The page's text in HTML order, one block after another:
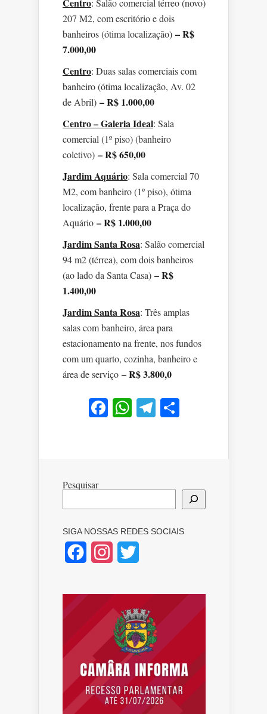
Centro: Salão comercial térreo (novo)
207 M2, com escritório e dois
banheiros (ótima localização) – R$
7.000,00
Centro: Duas salas comerciais com
banheiro (ótima localização, Av. 02
de Abril) – R$ 1.000,00
Centro – Galeria Ideal: Sala
comercial (1º piso) (banheiro
coletivo) – R$ 650,00
Jardim Aquário: Sala comercial 70
M2, com banheiro (1º piso), ótima
localização, frente para a Praça do
Aquário – R$ 1.000,00
Jardim Santa Rosa: Salão comercial
94 m2 (térrea), com dois banheiros
(ao lado da Santa Casa) – R$
1.400,00
Jardim Santa Rosa: Três amplas
salas com banheiro, área para
estacionamento na frente, nos fundos
com um quarto, cozinha, banheiro e
área de serviço – R$ 3.800,0
Facebook
WhatsApp
Telegram
Pesquisar
SIGA NOSSAS REDES SOCIAIS
FacebookInstagram